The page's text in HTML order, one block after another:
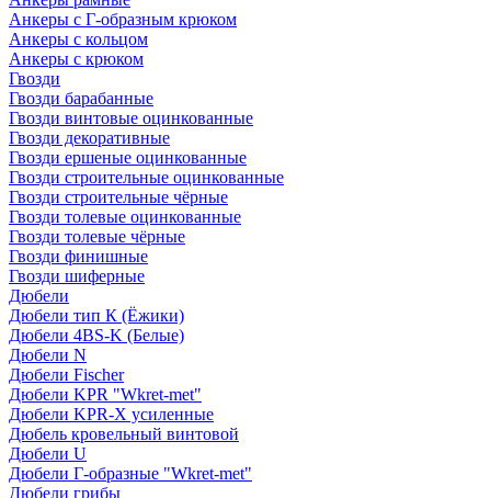
Анкеры с Г-образным крюком
Анкеры с кольцом
Анкеры с крюком
Гвозди
Гвозди барабанные
Гвозди винтовые оцинкованные
Гвозди декоративные
Гвозди ершеные оцинкованные
Гвозди строительные оцинкованные
Гвозди строительные чёрные
Гвозди толевые оцинкованные
Гвозди толевые чёрные
Гвозди финишные
Гвозди шиферные
Дюбели
Дюбели тип К (Ёжики)
Дюбели 4BS-K (Белые)
Дюбели N
Дюбели Fischer
Дюбели KPR "Wkret-met"
Дюбели KPR-Х усиленные
Дюбель кровельный винтовой
Дюбели U
Дюбели Г-образные "Wkret-met"
Дюбели грибы